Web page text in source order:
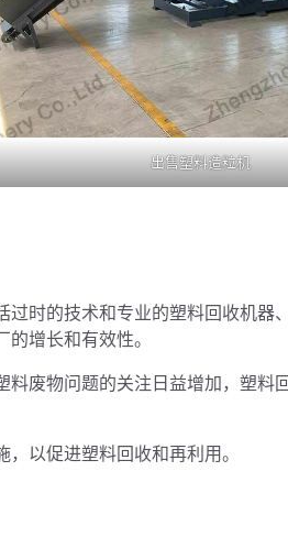
出售塑料造粒机
时的技术和专业的塑料回收机器
增长和有效性。
废物问题的关注日益增加，塑料
以促进塑料回收和再利用。